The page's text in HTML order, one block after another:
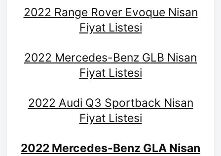
2022 Range Rover Evoque Nisan
Fiyat Listesi
2022 Mercedes-Benz GLB Nisan
Fiyat Listesi
2022 Audi Q3 Sportback Nisan
Fiyat Listesi
2022 Mercedes-Benz GLA Nisan